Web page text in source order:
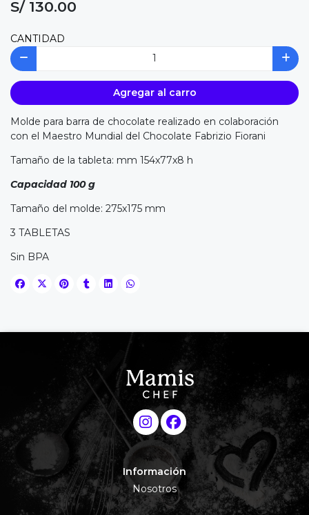
S/ 130.00
CANTIDAD
Agregar al carro
Molde para barra de chocolate realizado en colaboración
con el Maestro Mundial del Chocolate Fabrizio Fiorani
Tamaño de la tableta: mm 154x77x8 h
Capacidad 100 g
Tamaño del molde: 275x175 mm
3 TABLETAS
Sin BPA
Información
Nosotros